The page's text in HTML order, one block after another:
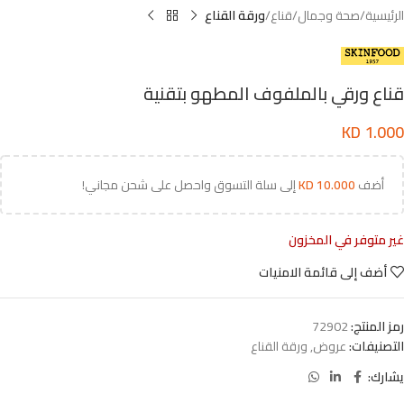
الرئيسية صحة وجمال قناع ورقة القناع
قناع ورقي بالملفوف المطهو بتقنية
KD 1.000
أضف KD10.000 إلى سلة التسوق واحصل على شحن مجاني!
غير متوفر في المخزون
أضف إلى قائمة الامنيات
رمز المنتج:72902
التصنيفات:عروض,ورقة القناع
يشارك: